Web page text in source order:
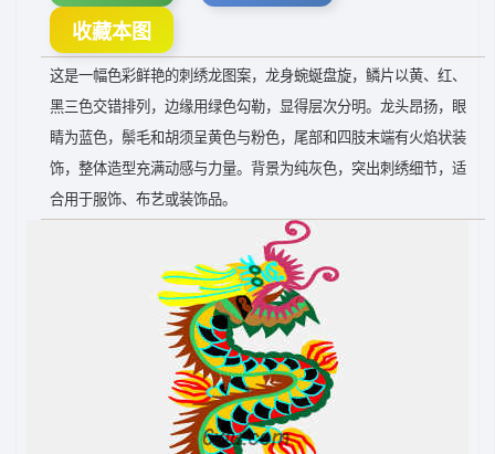
收藏本图
这是一幅色彩鲜艳的刺绣龙图案，龙身蜿蜒盘旋，鳞片以黄、红、
黑三色交错排列，边缘用绿色勾勒，显得层次分明。龙头昂扬，眼
睛为蓝色，鬃毛和胡须呈黄色与粉色，尾部和四肢末端有火焰状装
饰，整体造型充满动感与力量。背景为纯灰色，突出刺绣细节，适
合用于服饰、布艺或装饰品。